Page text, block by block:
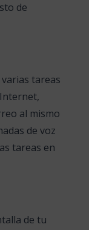
de
tareas
al mismo
de voz
tareas en
de tu